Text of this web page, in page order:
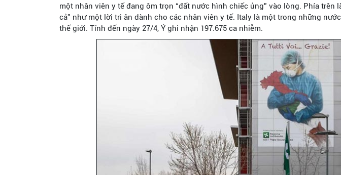
một nhân viên y tế đang ôm trọn “đất nước hình chiếc ủng” vào lòng. Phía trên
cả” như một lời tri ân dành cho các nhân viên y tế. Italy là một trong những
thế giới. Tính đến ngày 27/4, Ý ghi nhận 197.675 ca nhiễm.